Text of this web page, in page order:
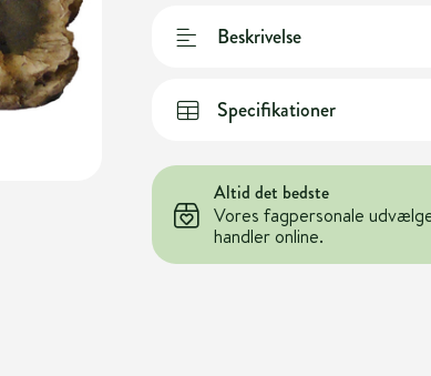
Beskrivelse
Specifikationer
Altid det bedste
Vores fagpersonale
handler online.